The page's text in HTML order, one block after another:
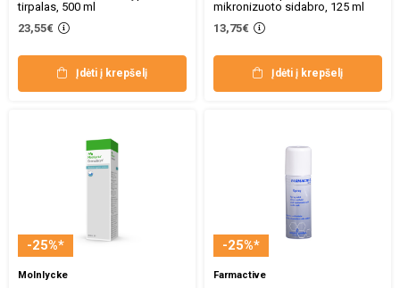
tirpalas, 500 ml
23,55€
Įdėti į krepšelį
mikronizuoto sidabro, 125 ml
13,75€
Įdėti į krepšelį
-25%*
Molnlycke
-25%*
Farmactive